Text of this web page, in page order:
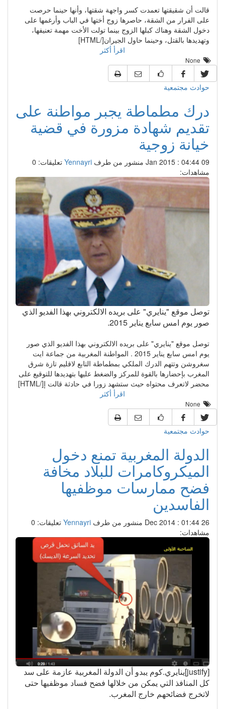
قالت أن شقيقتها تعمدت كسر واجهة شقتها، وأنها حينما حرصت
على الفرار من الشقة، حاصرها زوج أختها في الباب وأرغمها على
دخول الشقة وهناك كبلها الزوج بينما تولت الأخت مهمة تعنيفها،
وتهديدها بالقتل، وحينما حاول الجيران[/HTML]
اقرأ أكثر
None
حوادث مجتمعية
درك مطماطة يجبر مواطنة على
تقديم شهادة مزورة في قضية
خيانة زوجية
منشور من طرفYennayri تعليقات: 0
مشاهدات:
توصل موقع "ينايري" على بريده الالكتروني بهذا الفديو الذي
صور يوم امس سابع يناير 2015.
توصل موقع "ينايري" على بريده الالكتروني بهذا الفديو الذي صور
يوم امس سابع يناير 2015 . المواطنة المغربية من جماعة ايت
سغروشن وتتهم الدرك الملكي بمطماطة التابع لاقليم تازة شرق
المغرب بإحضارها بالقوة للمركز والضغط عليها بتهديدها للتوقيع على
محضر لاتعرف محتواه حيث ستشهد زورا في حادثة قالت إ[/HTML]
اقرأ أكثر
None
حوادث مجتمعية
الدولة المغربية تمنع دخول
الميكروكامرات للبلاد مخافة
فضح ممارسات موظفيها
الفاسدين
منشور من طرفYennayri تعليقات: 0
مشاهدات:
[justify]ينايري.كوم يبدو أن الدولة المغربية عازمة على سد
كل المنافذ التي يمكن من خلالها فضح فساد موظفيها حتى
لاتخرج فضائحهم خارج المغرب.